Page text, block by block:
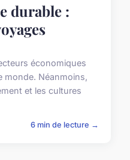
durable :
économiques
monde. Néanmoins,
et les cultures
6 min de lecture →